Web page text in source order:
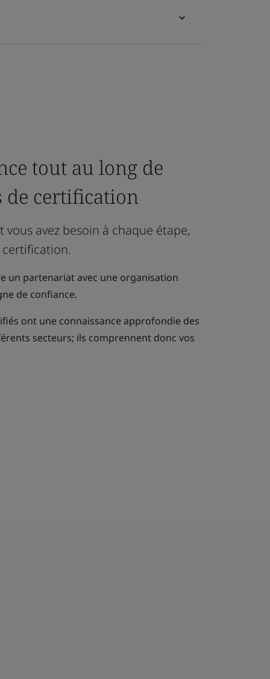
tout au long de
de certification
vous avez besoin à chaque étape,
certification.
un partenariat avec une organisation
de confiance.
ont une connaissance approfondie des
secteurs; ils comprennent donc vos